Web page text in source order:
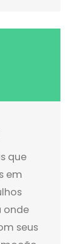
que
em
onde
seus